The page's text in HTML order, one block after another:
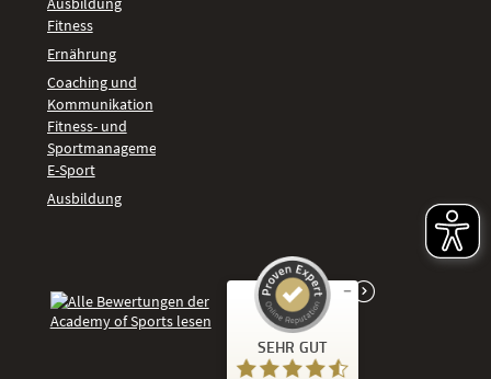
Fitness
Ernährung
Coaching und
Kommunikation
Fitness- und
Sportmanagement
E-Sport
Ausbildung
SEHR GUT
Kundenbewertungen und Erfahrungen zu
Academy of Sports